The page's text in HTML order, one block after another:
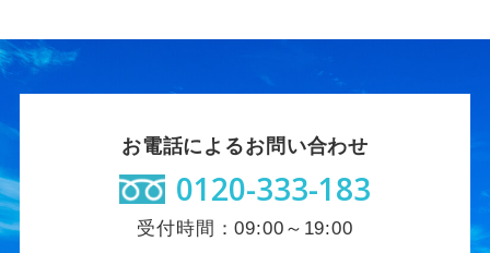
お電話によるお問い合わせ
0120-333-183
受付時間：09:00～19:00